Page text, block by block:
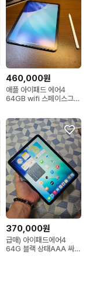
460,000원
애플 아이패드 에어4
64GB wifi 스페이스그레
370,000원
급매) 아이패드에어4
64G 블랙 상태AAA 싸게